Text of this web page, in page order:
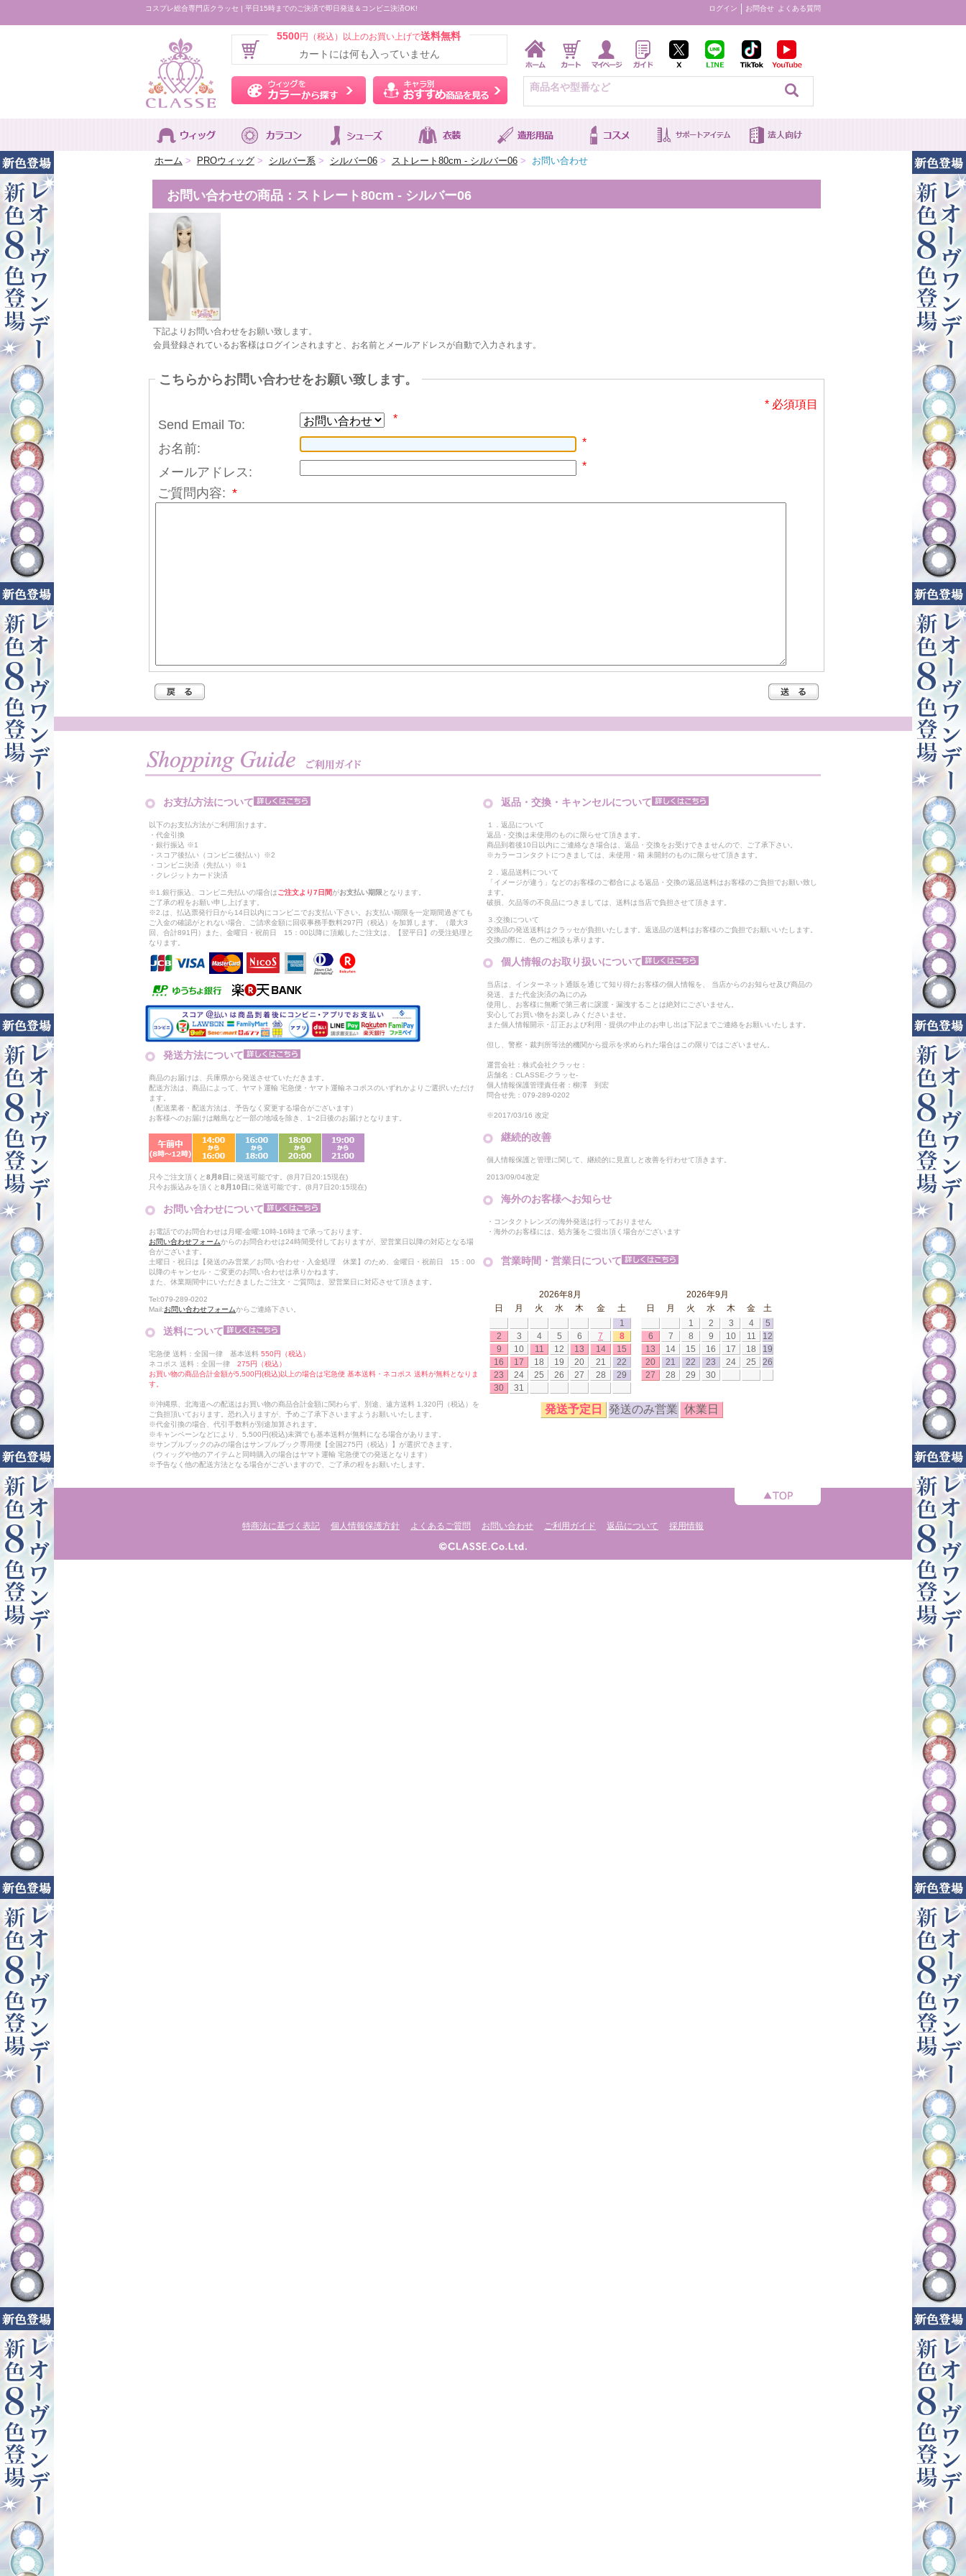
コスプレ総合専門店クラッセ | 平日15時までのご決済で即日発送＆コンビニ決済OK! ログイン お問合せ よくある質問
5500円（税込）以上のお買い上げで送料無料
カートには何も入っていません
ウィッグをカラーから探す キャラ別おすすめ商品を見る
ホーム > PROウィッグ > シルバー系 > シルバー06 > ストレート80cm - シルバー06 > お問い合わせ
お問い合わせの商品：ストレート80cm - シルバー06
下記よりお問い合わせをお願い致します。
会員登録されているお客様はログインされますと、お名前とメールアドレスが自動で入力されます。
こちらからお問い合わせをお願い致します。
* 必須項目
Send Email To: *
お名前: *
メールアドレス: *
ご質問内容: *
お支払方法について
以下のお支払方法がご利用頂けます。
・代金引換
・銀行振込 ※1
・スコア後払い（コンビニ後払い）※2
・コンビニ決済（先払い）※1
・クレジットカード決済
※1.銀行振込、コンビニ先払いの場合はご注文より7日間がお支払い期限 となります。
ご了承の程をお願い申し上げます。
※2.は、払込票発行日から14日以内にコンビニでお支払い下さい。お支払い期限を一定期間過ぎても
ご入金の確認がとれない場合、ご請求金額に回収事務手数料297円（税込）を加算します。（最大3
回、合計891円）また、金曜日・祝前日 15：00以降に頂戴したご注文は、【翌平日】の受注処理と
なります。
発送方法について
商品のお届けは、兵庫県から発送させていただきます。
配送方法は、商品によって、ヤマト運輸 宅急便・ヤマト運輸ネコポスのいずれかよりご選択いただけ
ます。
（配送業者・配送方法は、予告なく変更する場合がございます）
お客様へのお届けは離島など一部の地域を除き、1~2日後のお届けとなります。
只今ご注文頂くと8月8日 に発送可能です。(8月7日20:15現在)
只今お振込みを頂くと8月10日 に発送可能です。(8月7日20:15現在)
お問い合わせについて
お電話でのお問合わせは月曜-金曜:10時-16時まで承っております。
お問い合わせフォームからのお問合わせは24時間受付しておりますが、翌営業日以降の対応となる場
合がございます。
土曜日・祝日は【発送のみ営業／お問い合わせ・入金処理 休業】のため、金曜日・祝前日 15：00
以降のキャンセル・ご変更のお問い合わせは承りかねます。
また、休業期間中にいただきましたご注文・ご質問は、翌営業日に対応させて頂きます。
Tel:079-289-0202
Mail:お問い合わせフォームからご連絡下さい。
送料について
宅急便 送料：全国一律 基本送料 550円（税込）
ネコポス 送料：全国一律 275円（税込）
お買い物の商品合計金額が5,500円(税込)以上の場合は宅急便 基本送料・ネコポス 送料が無料となりま
す。
※沖縄県、北海道への配送はお買い物の商品合計金額に関わらず、別途、遠方送料 1,320円（税込）を
ご負担頂いております。恐れ入りますが、予めご了承下さいますようお願いいたします。
※代金引換の場合、代引手数料が別途加算されます。
※キャンペーンなどにより、5,500円(税込)未満でも基本送料が無料になる場合があります。
※サンプルブックのみの場合はサンプルブック専用便【全国275円（税込）】が選択できます。
（ウィッグや他のアイテムと同時購入の場合はヤマト運輸 宅急便での発送となります）
※予告なく他の配送方法となる場合がございますので、ご了承の程をお願いたします。
返品・交換・キャンセルについて
１．返品について
返品・交換は未使用のものに限らせて頂きます。
商品到着後10日以内にご連絡なき場合は、返品・交換をお受けできませんので、ご了承下さい。
※カラーコンタクトにつきましては、未使用・箱 未開封のものに限らせて頂きます。
２．返品送料について
「イメージが違う」などのお客様のご都合による返品・交換の返品送料はお客様のご負担でお願い致し
ます。
破損、欠品等の不良品につきましては、送料は当店で負担させて頂きます。
３.交換について
交換品の発送送料はクラッセが負担いたします。返送品の送料はお客様のご負担でお願いいたします。
交換の際に、色のご相談も承ります。
個人情報のお取り扱いについて
当店は、インターネット通販を通じて知り得たお客様の個人情報を、 当店からのお知らせ及び商品の
発送、また代金決済の為にのみ
使用し、お客様に無断で第三者に譲渡・漏洩することは絶対にございません。
安心してお買い物をお楽しみくださいませ。
また個人情報開示・訂正および利用・提供の中止のお申し出は下記までご連絡をお願いいたします。
但し、警察・裁判所等法的機関から提示を求められた場合はこの限りではございません。
運営会社：株式会社クラッセ：
店舗名：CLASSE-クラッセ-
個人情報保護管理責任者：柳澤 到宏
問合せ先：079-289-0202
※2017/03/16 改定
継続的改善
個人情報保護と管理に関して、継続的に見直しと改善を行わせて頂きます。
2013/09/04改定
海外のお客様へお知らせ
・コンタクトレンズの海外発送は行っておりません
・海外のお客様には、処方箋をご提出頂く場合がございます
営業時間・営業日について
2026年8月
日
月 火 水 木 金
土
1
2
3 4 5 6 7
8
9
10 11 12 13 14
15
16
17 18 19 20 21
22
23
24 25 26 27 28
29
30
31
2026年9月
日
月 火 水 木 金
土
1
2 3 4
5
6
7 8 9 10 11
12
13
14 15 16 17 18
19
20
21 22 23 24 25
26
27
28 29 30
発送予定日 発送のみ営業 休業日
特商法に基づく表記 個人情報保護方針 よくあるご質問 お問い合わせ ご利用ガイド 返品について 採用情報